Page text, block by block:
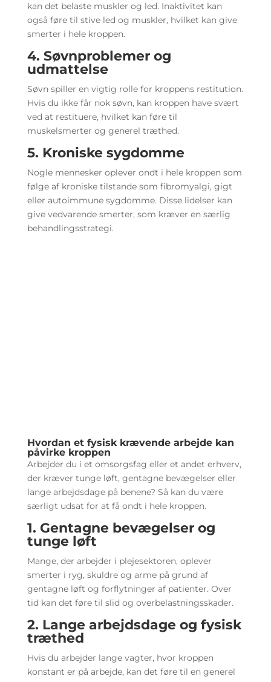
kan det belaste muskler og led. Inaktivitet kan
også føre til stive led og muskler, hvilket kan give
smerter i hele kroppen.
4. Søvnproblemer og
udmattelse
Søvn spiller en vigtig rolle for kroppens restitution.
Hvis du ikke får nok søvn, kan kroppen have svært
ved at restituere, hvilket kan føre til
muskelsmerter og generel træthed.
5. Kroniske sygdomme
Nogle mennesker oplever ondt i hele kroppen som
følge af kroniske tilstande som fibromyalgi, gigt
eller autoimmune sygdomme. Disse lidelser kan
give vedvarende smerter, som kræver en særlig
behandlingsstrategi.
Hvordan et fysisk krævende arbejde kan
påvirke kroppen
Arbejder du i et omsorgsfag eller et andet erhverv,
der kræver tunge løft, gentagne bevægelser eller
lange arbejdsdage på benene? Så kan du være
særligt udsat for at få ondt i hele kroppen.
1. Gentagne bevægelser og
tunge løft
Mange, der arbejder i plejesektoren, oplever
smerter i ryg, skuldre og arme på grund af
gentagne løft og forflytninger af patienter. Over
tid kan det føre til slid og overbelastningsskader.
2. Lange arbejdsdage og fysisk
træthed
Hvis du arbejder lange vagter, hvor kroppen
konstant er på arbejde, kan det føre til en generel